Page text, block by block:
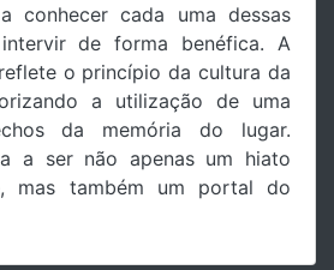
conhecer cada uma dessas
de forma benéfica. A
o princípio da cultura da
a utilização de uma
da memória do lugar.
a ser não apenas um hiato
mas também um portal do